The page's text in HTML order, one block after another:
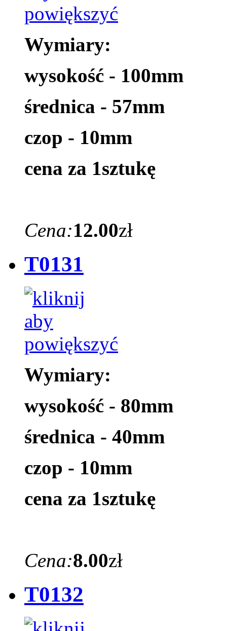
Wymiary:
wysokość - 100mm
średnica - 57mm
czop - 10mm
cena za 1sztukę
Cena:12.00zł
T0131
Wymiary:
wysokość - 80mm
średnica - 40mm
czop - 10mm
cena za 1sztukę
Cena:8.00zł
T0132